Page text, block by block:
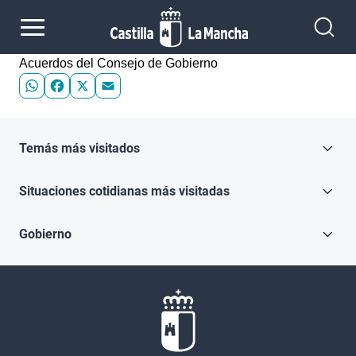
Acuerdos del Consejo de Gobierno
WhatsApp
Facebook
X
Temás más visitados
Situaciones cotidianas más visitadas
Gobierno